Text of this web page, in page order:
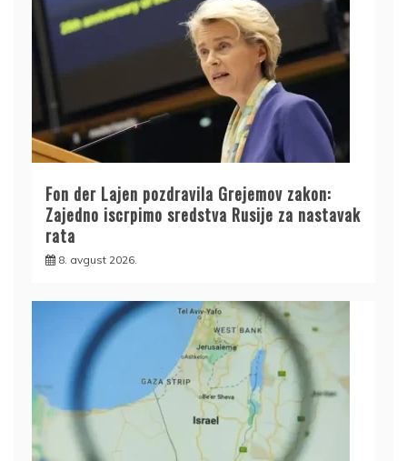
Fon der Lajen pozdravila Grejemov zakon:
Zajedno iscrpimo sredstva Rusije za nastavak
rata
8. avgust 2026.